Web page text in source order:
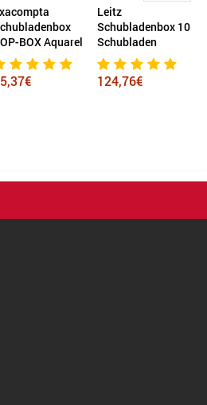
Schubladenbox 10
Schubladen